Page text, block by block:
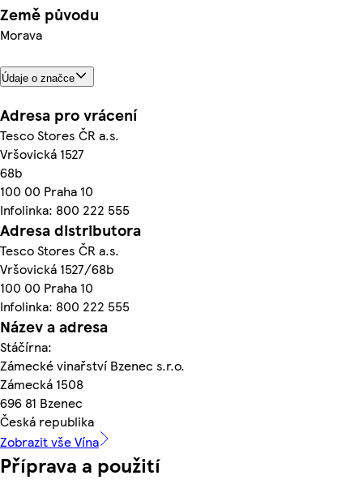
Země původu
Morava
Údaje o značce
Adresa pro vrácení
Tesco Stores ČR a.s.
Vršovická 1527
68b
100 00 Praha 10
Infolinka: 800 222 555
Adresa distributora
Tesco Stores ČR a.s.
Vršovická 1527/68b
100 00 Praha 10
Infolinka: 800 222 555
Název a adresa
Stáčírna:
Zámecké vinařství Bzenec s.r.o.
Zámecká 1508
696 81 Bzenec
Česká republika
Zobrazit vše Vína
Příprava a použití